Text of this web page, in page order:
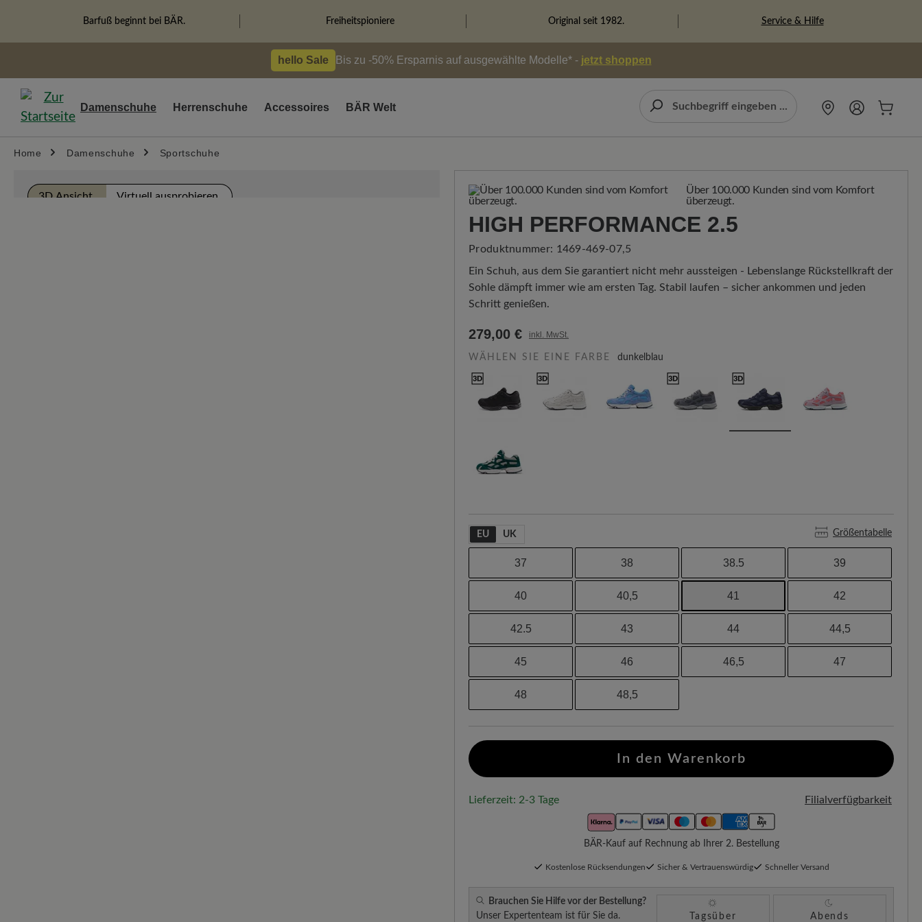
Zur Hauptnavigation springen
Barfuß beginnt bei BÄR. Freiheitspioniere Original seit 1982. Service & Hilfe
hello Sale Bis zu -50% Ersparnis auf ausgewählte Modelle* - jetzt shoppen
Damenschuhe Herrenschuhe Accessoires BÄR Welt
Home Damenschuhe Sportschuhe
3D Ansicht Virtuell ausprobieren
Über 100.000 Kunden sind vom Komfort
überzeugt.
HIGH PERFORMANCE 2.5
Produktnummer: 1469-469-07,5
Ein Schuh, aus dem Sie garantiert nicht mehr aussteigen - Lebenslange Rückstellkraft der
Sohle dämpft immer wie am ersten Tag. Stabil laufen – sicher ankommen und jeden
Schritt genießen.
279,00 € inkl. MwSt.
WÄHLEN SIE EINE FARBE dunkelblau
EU UK Größentabelle
37 38 38.5 39
40 40,5 41 42
42.5 43 44 44,5
45 46 46,5 47
48 48,5
In den Warenkorb
Lieferzeit: 2-3 Tage Filialverfügbarkeit
BÄR-Kauf auf Rechnung ab Ihrer 2. Bestellung
Kostenlose Rücksendungen Sicher & Vertrauenswürdig Schneller Versand
Brauchen Sie Hilfe vor der Bestellung?
Unser Expertenteam ist für Sie da.
Tagsüber Abends